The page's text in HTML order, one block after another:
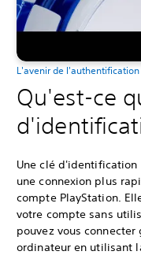
L'avenir de l'authentification
Qu'est-ce
Une clé
une connexion plus
compte PlayStation.
votre compte sans
pouvez vous
ordinateur en utilisant